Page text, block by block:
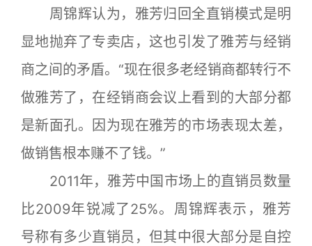
周锦辉认为，雅芳归回全直销模式是明
显地抛弃了专卖店，这也引发了雅芳与经销
商之间的矛盾。“现在很多老经销商都转行不
做雅芳了，在经销商会议上看到的大部分都
是新面孔。因为现在雅芳的市场表现太差，
做销售根本赚不了钱。”
2011年，雅芳中国市场上的直销员数量
比2009年锐减了25%。周锦辉表示，雅芳
号称有多少直销员，但其中很大部分是自控